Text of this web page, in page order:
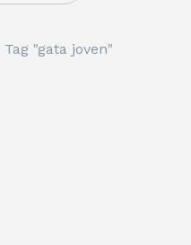
Tag "gata joven"